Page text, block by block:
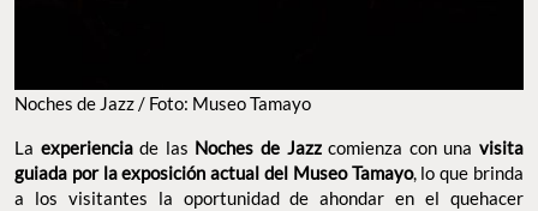
Noches de Jazz / Foto: Museo Tamayo
La experienciade las Noches de Jazzcomienza con unavisita
guiada por la exposición actual del Museo Tamayo, lo que brinda
a los visitantes la oportunidad de ahondar en el quehacer